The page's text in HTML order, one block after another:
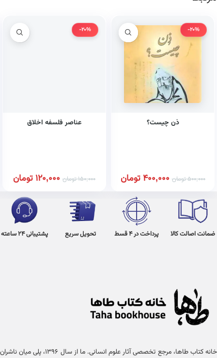
-20%
ذن چیست؟
500,000تومان 400,000تومان
-20%
عناصر فلسفه اخلاق
150,000تومان 120,000تومان
ضمانت اصالت کالا پرداخت در 4 قسط تحویل سریع پشتیبانی 24 ساعته
خانه کتاب طاها، مرجع تخصصی آثار علوم انسانی. ما از سال ۱۳۹۶، پلی میان ناشران